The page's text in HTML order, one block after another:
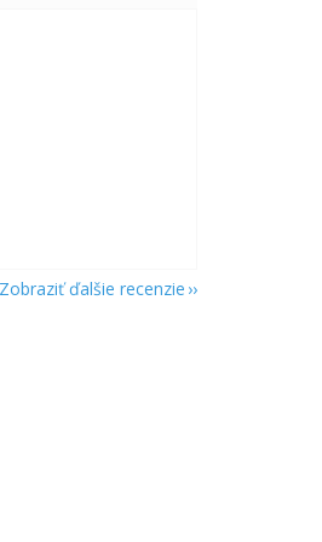
5 hviezdičiek.
5 hviezdičiek.
Zobraziť ďalšie recenzie